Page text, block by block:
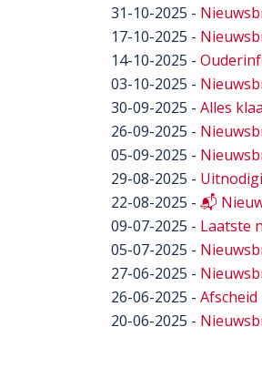
31-10-2025 -
17-10-2025 -
14-10-2025 -
03-10-2025 -
30-09-2025 - Alles
26-09-2025 -
05-09-2025 -
29-08-2025 -
22-08-2025 - 📬
09-07-2025 - Laatste
05-07-2025 -
27-06-2025 -
26-06-2025 - Afscheid
20-06-2025 -